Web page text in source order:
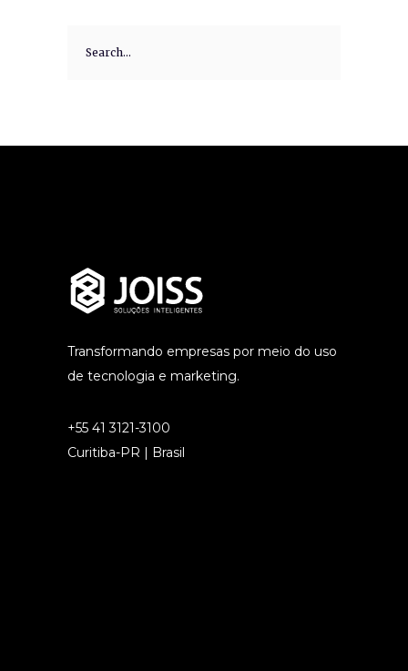
for:
Transformando empresas por meio do uso
de tecnologia e marketing.
+55 41 3121-3100
Curitiba-PR | Brasil